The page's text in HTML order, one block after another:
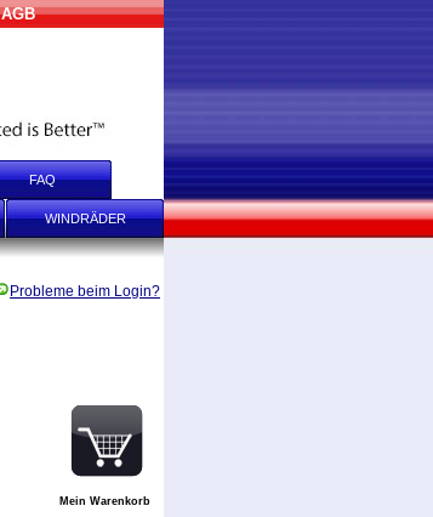
AGB
FAQ
WINDRÄDER
Probleme beim Login?
Mein Warenkorb